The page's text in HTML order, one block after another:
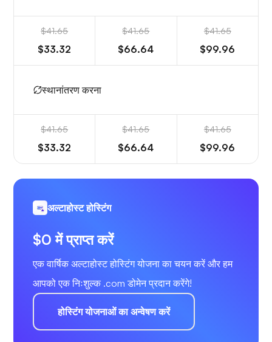
$41.65
$33.32
$41.65
$66.64
$41.65
$99.96
स्थानांतरण करना
$41.65
$33.32
$41.65
$66.64
$41.65
$99.96
अल्टाहोस्ट होस्टिंग
$0 में प्राप्त करें
एक वार्षिक अल्टाहोस्ट होस्टिंग योजना का चयन करें और हम
आपको एक निःशुल्क .com डोमेन प्रदान करेंगे!
होस्टिंग योजनाओं का अन्वेषण करें